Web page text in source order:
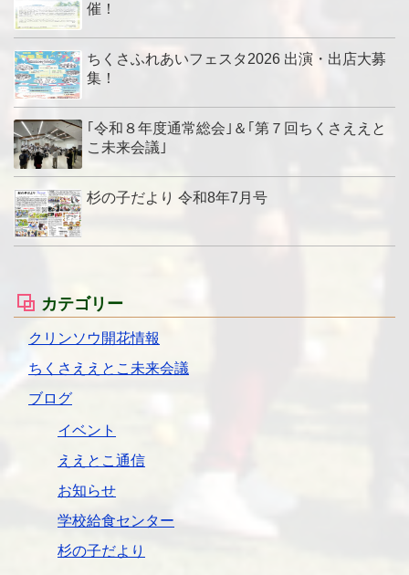
催！
ちくさふれあいフェスタ2026 出演・出店大募
集！
｢令和８年度通常総会｣＆｢第７回ちくさええと
こ未来会議｣
杉の子だより 令和8年7月号
カテゴリー
クリンソウ開花情報
ちくさええとこ未来会議
ブログ
イベント
ええとこ通信
お知らせ
学校給食センター
杉の子だより